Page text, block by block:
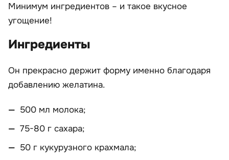
Минимум ингредиентов – и такое вкусное
угощение!
Ингредиенты
Он прекрасно держит форму именно благодаря
добавлению желатина.
500 мл молока;
75-80 г сахара;
50 г кукурузного крахмала;